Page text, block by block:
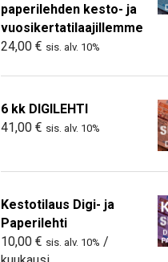
paperilehden kesto- ja
vuosikertatilaajillemme
24,00 € sis. alv. 10%
6 kk DIGILEHTI
41,00 € sis. alv. 10%
Kestotilaus Digi- ja
Paperilehti
10,00 € sis. alv. 10% /